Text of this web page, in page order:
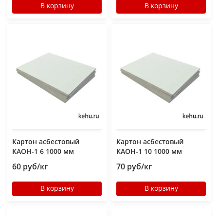
В корзину В корзину
Картон асбестовый
КАОН-1 6 1000 мм
60 руб/кг
В корзину
Картон асбестовый
КАОН-1 10 1000 мм
70 руб/кг
В корзину